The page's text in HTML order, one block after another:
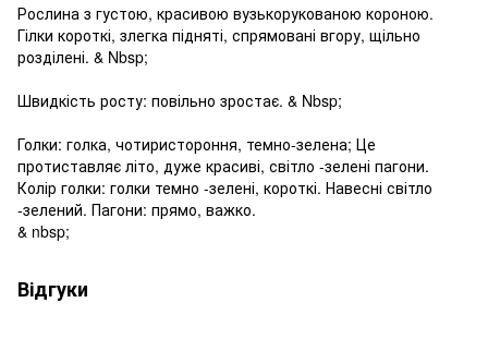
Рослина з густою, красивою вузькорукованою короною.
Гілки короткі, злегка підняті, спрямовані вгору, щільно
розділені. & Nbsp;
Швидкість росту: повільно зростає. & Nbsp;
Голки: голка, чотиристороння, темно-зелена; Це
протиставляє літо, дуже красиві, світло -зелені пагони.
Колір голки: голки темно -зелені, короткі. Навесні світло
-зелений. Пагони: прямо, важко.
& nbsp;
Відгуки